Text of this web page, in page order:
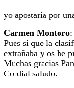
yo apostaría por
Carmen Montoro:
Pues sí que la
extrañaba y os he
Muchas gracias
Cordial saludo.